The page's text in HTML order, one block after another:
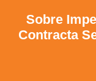
Sobre
Contracta